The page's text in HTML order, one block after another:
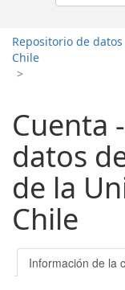
Repositorio de
Chile
>
Cuenta
datos
de la
Chile
Información de la